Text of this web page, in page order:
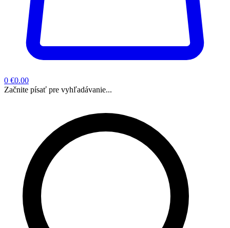
0 €0.00
Začnite písať pre vyhľadávanie...